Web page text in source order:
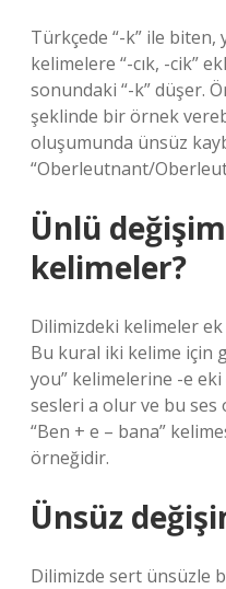
Türkçede “-k” ile
kelimelere “-cık, -cik”
sonundaki “-k” düşer.
şeklinde bir örnek
oluşumunda ünsüz
“Oberleutnant/
Ünlü
kelimeler?
Dilimizdeki kelimeler ek
Bu kural iki kelime için
you” kelimelerine -e
sesleri a olur ve bu ses
“Ben + e – bana”
örneğidir.
Ünsüz
Dilimizde sert ünsüzle